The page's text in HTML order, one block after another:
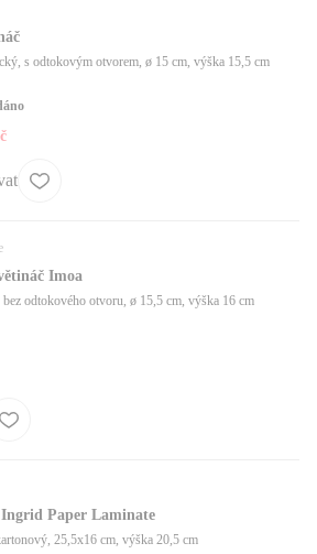
s odtokovým otvorem, ø 15 cm, výška 15,5 cm
Imoa
odtokového otvoru, ø 15,5 cm, výška 16 cm
Paper Laminate
25,5x16 cm, výška 20,5 cm